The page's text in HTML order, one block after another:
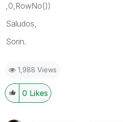
,0,RowNo())
Saludos,
Sorin.
1,988 Views
0 Likes